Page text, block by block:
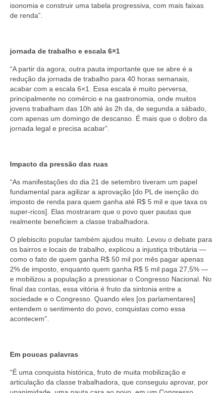
isonomia e construir uma tabela progressiva, com mais faixas
de renda”.
jornada de trabalho e escala 6×1
“A partir da agora, outra pauta importante que se abre é a
redução da jornada de trabalho para 40 horas semanais,
acabar com a escala 6×1. Essa escala é muito perversa,
principalmente no comércio e na gastronomia, onde muitos
jovens trabalham das 10h até às 2h da, de segunda a sábado,
com apenas um domingo de descanso. É mais que o dobro da
jornada legal e precisa acabar”.
Impacto da pressão das ruas
“As manifestações do dia 21 de setembro tiveram um papel
fundamental para agilizar a aprovação [do PL de isenção do
imposto de renda para quem ganha até R$ 5 mil e que taxa os
super-ricos]. Elas mostraram que o povo quer pautas que
realmente beneficiem a classe trabalhadora.
O plebiscito popular também ajudou muito. Levou o debate para
os bairros e locais de trabalho, explicou a injustiça tributária —
como o fato de quem ganha R$ 50 mil por mês pagar apenas
2% de imposto, enquanto quem ganha R$ 5 mil paga 27,5% —
e mobilizou a população a pressionar o Congresso Nacional. No
final das contas, essa vitória é fruto da sintonia entre a
sociedade e o Congresso. Quando eles [os parlamentares]
entendem o sentimento do povo, conquistas como essa
acontecem”.
Em poucas palavras
“É uma conquista histórica, fruto de muita mobilização e
articulação da classe trabalhadora, que conseguiu aprovar, por